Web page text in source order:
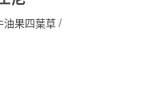
油果四葉草/